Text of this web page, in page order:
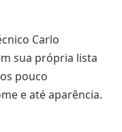
Carlo
sua própria lista
pouco
e até aparência.